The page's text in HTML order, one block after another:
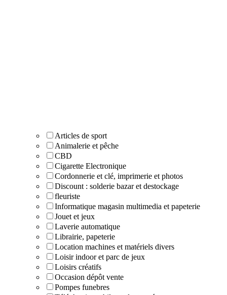
Articles de sport
Animalerie et pêche
CBD
Cigarette Electronique
Cordonnerie et clé, imprimerie et photos
Discount : solderie bazar et destockage
fleuriste
Informatique magasin multimedia et papeterie
Jouet et jeux
Laverie automatique
Librairie, papeterie
Location machines et matériels divers
Loisir indoor et parc de jeux
Loisirs créatifs
Occasion dépôt vente
Pompes funebres